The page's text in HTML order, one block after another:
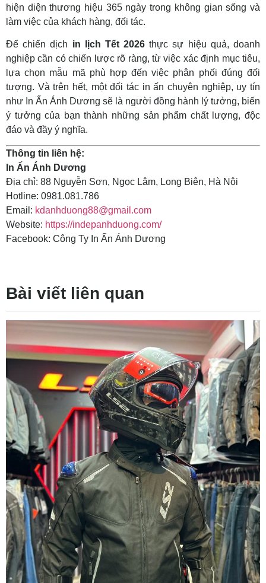
hiện diện thương hiệu 365 ngày trong không gian sống và
làm việc của khách hàng, đối tác.
Để chiến dịch in lịch Tết 2026 thực sự hiệu quả, doanh
nghiệp cần có chiến lược rõ ràng, từ việc xác định mục tiêu,
lựa chọn mẫu mã phù hợp đến việc phân phối đúng đối
tượng. Và trên hết, một đối tác in ấn chuyên nghiệp, uy tín
như In Ấn Ánh Dương sẽ là người đồng hành lý tưởng, biến
ý tưởng của bạn thành những sản phẩm chất lượng, độc
đáo và đầy ý nghĩa.
Thông tin liên hệ:
In Ấn Ánh Dương
Địa chỉ: 88 Nguyễn Sơn, Ngọc Lâm, Long Biên, Hà Nội
Hotline: 0981.081.786
Email: kdanhduong88@gmail.com
Website: https://indepanhduong.com/
Facebook: Công Ty In Ấn Ánh Dương
Bài viết liên quan